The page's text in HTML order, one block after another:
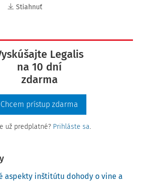
Stiahnuť
Legalis
na 10 dní
zdarma
Chcem prístup zdarma
už predplatné? Prihláste sa.
aspekty inštitútu dohody o vine a